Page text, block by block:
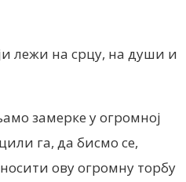
лежи на срцу, на души и
замерке у огромној
га, да бисмо се,
ову огромну торбу